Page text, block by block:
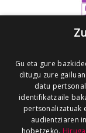
Gu eta gure
ditugu zure
datu
identifikatzaile
pertsonalizatuak
audientziaren
hobetzeko.